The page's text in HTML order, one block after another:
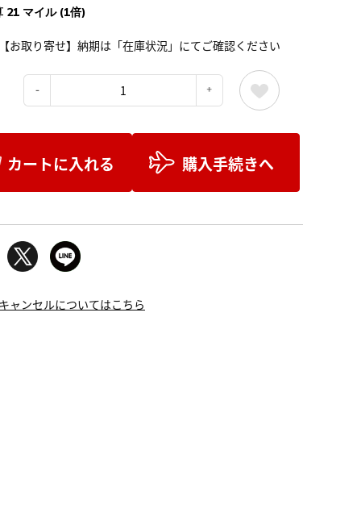
21 マイル (1倍)
お取り寄せ】納期は「在庫状況」にてご確認ください
カートに入れる 購入手続きへ
ャンセルについてはこちら